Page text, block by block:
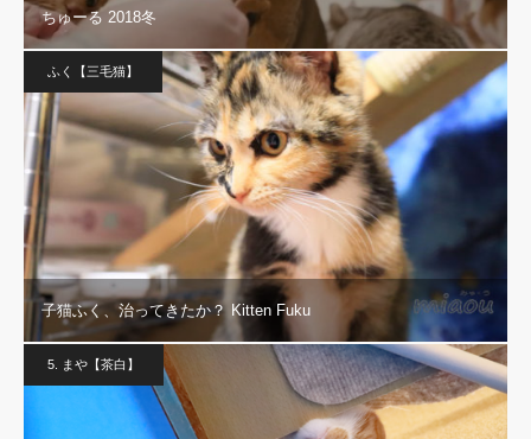
ちゅーる 2018冬
ふく【三毛猫】
子猫ふく、治ってきたか？ Kitten Fuku
5. まや【茶白】